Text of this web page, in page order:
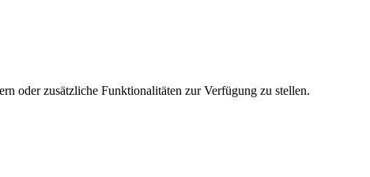
oder zusätzliche Funktionalitäten zur Verfügung zu stellen.